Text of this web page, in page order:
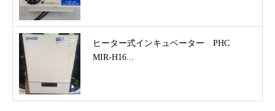
ヒーター式インキュベーター PHC
MIR-H16...